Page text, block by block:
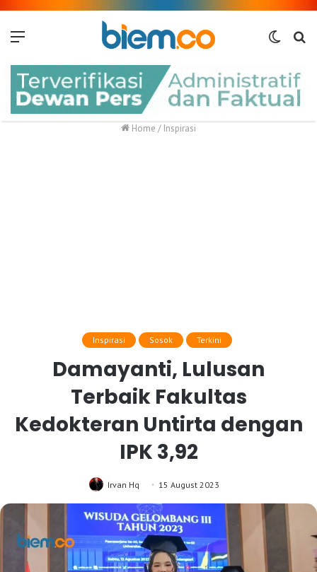
Switch
Home / Inspirasi
Inspirasi Sosok Terkini
Damayanti, Lulusan
Terbaik Fakultas
Kedokteran Untirta dengan
IPK 3,92
Irvan Hq 15 August 2023